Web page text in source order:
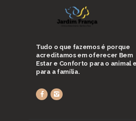
Tudo o que fazemos é porque
acreditamos em oferecer Bem
Estar e Conforto para o animal e
para a família.